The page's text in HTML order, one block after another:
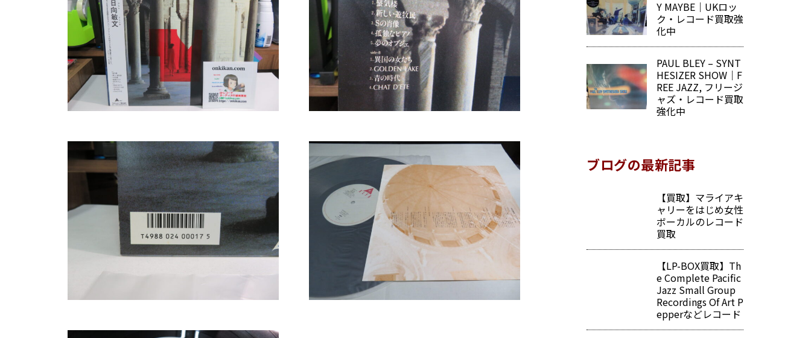
Y MAYBE｜UKロッ
ク・レコード買取強
化中
PAUL BLEY – SYNT
HESIZER SHOW｜F
REE JAZZ, フリージ
ャズ・レコード買取
強化中
ブログの最新記事
【買取】マライアキ
ャリーをはじめ女性
ボーカルのレコード
買取
【LP-BOX買取】Th
e Complete Pacific
Jazz Small Group
Recordings Of Art P
epperなどレコード